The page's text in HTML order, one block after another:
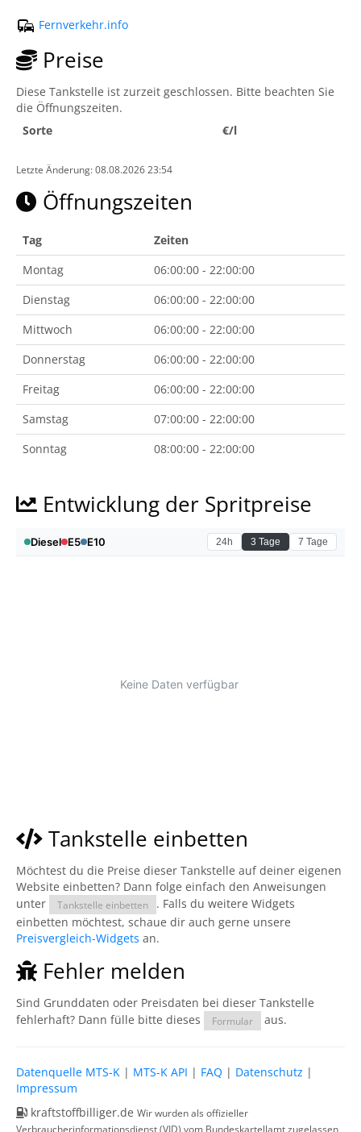
Fernverkehr.info
Preise
Diese Tankstelle ist zurzeit geschlossen. Bitte beachten Sie
die Öffnungszeiten.
Sorte
€/l
Letzte Änderung: 08.08.2026 23:54
Öffnungszeiten
Tag
Zeiten
Montag
06:00:00 - 22:00:00
Dienstag
06:00:00 - 22:00:00
Mittwoch
06:00:00 - 22:00:00
Donnerstag
06:00:00 - 22:00:00
Freitag
06:00:00 - 22:00:00
Samstag
07:00:00 - 22:00:00
Sonntag
08:00:00 - 22:00:00
Entwicklung der Spritpreise
Tankstelle einbetten
Möchtest du die Preise dieser Tankstelle auf deiner eigenen
Website einbetten? Dann folge einfach den Anweisungen
unter
Tankstelle einbetten
. Falls du weitere Widgets
einbetten möchtest, schaue dir auch gerne unsere
Preisvergleich-Widgets an.
Fehler melden
Sind Grunddaten oder Preisdaten bei dieser Tankstelle
fehlerhaft? Dann fülle bitte dieses
Formular aus.
Datenquelle MTS-K | MTS-K API | FAQ | Datenschutz |
Impressum
kraftstoffbilliger.de Wir wurden als offizieller
Verbraucherinformationsdienst (VID) vom Bundeskartellamt zugelassen